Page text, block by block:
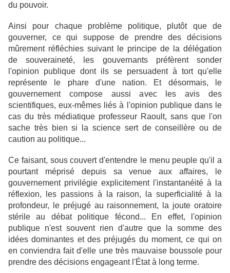
du pouvoir.
Ainsi pour chaque problème politique, plutôt que de
gouverner, ce qui suppose de prendre des décisions
mûrement réfléchies suivant le principe de la délégation
de souveraineté, les gouvernants préfèrent sonder
l'opinion publique dont ils se persuadent à tort qu'elle
représente le phare d'une nation. Et désormais, le
gouvernement compose aussi avec les avis des
scientifiques, eux-mêmes liés à l'opinion publique dans le
cas du très médiatique professeur Raoult, sans que l'on
sache très bien si la science sert de conseillère ou de
caution au politique...
Ce faisant, sous couvert d'entendre le menu peuple qu'il a
pourtant méprisé depuis sa venue aux affaires, le
gouvernement privilégie explicitement l'instantanéité à la
réflexion, les passions à la raison, la superficialité à la
profondeur, le préjugé au raisonnement, la joute oratoire
stérile au débat politique fécond... En effet, l'opinion
publique n'est souvent rien d'autre que la somme des
idées dominantes et des préjugés du moment, ce qui on
en conviendra fait d'elle une très mauvaise boussole pour
prendre des décisions engageant l'État à long terme.